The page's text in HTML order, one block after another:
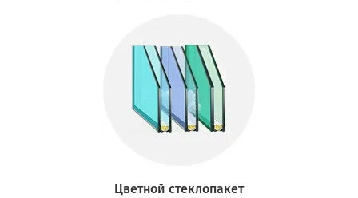
Цветной стеклопакет